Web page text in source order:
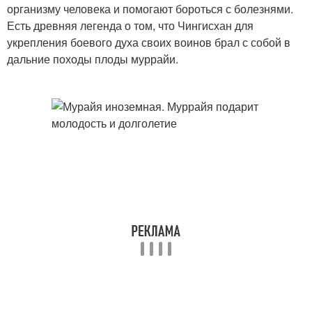
организму человека и помогают бороться с болезнями.
Есть древняя легенда о том, что Чингисхан для
укрепления боевого духа своих воинов брал с собой в
дальние походы плоды муррайи.